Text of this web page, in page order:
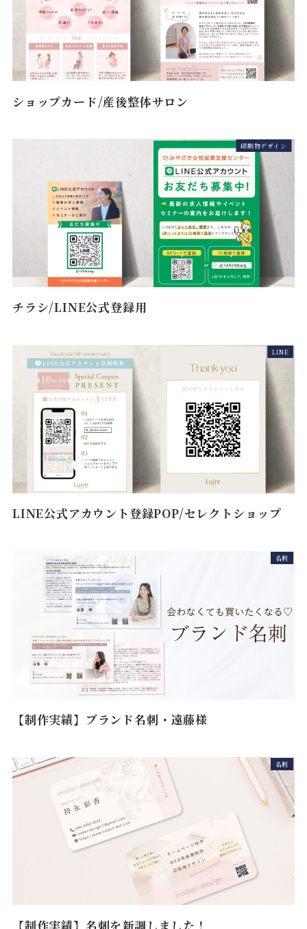
ショップカード/産後整体サロン
印刷物デザイン
チラシ/LINE公式登録用
LINE
LINE公式アカウント登録POP/セレクトショップ
名刺
【制作実績】ブランド名刺・遠藤様
名刺
【制作実績】名刺を新調しました！